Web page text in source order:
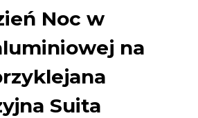
Noc w
na
Suita